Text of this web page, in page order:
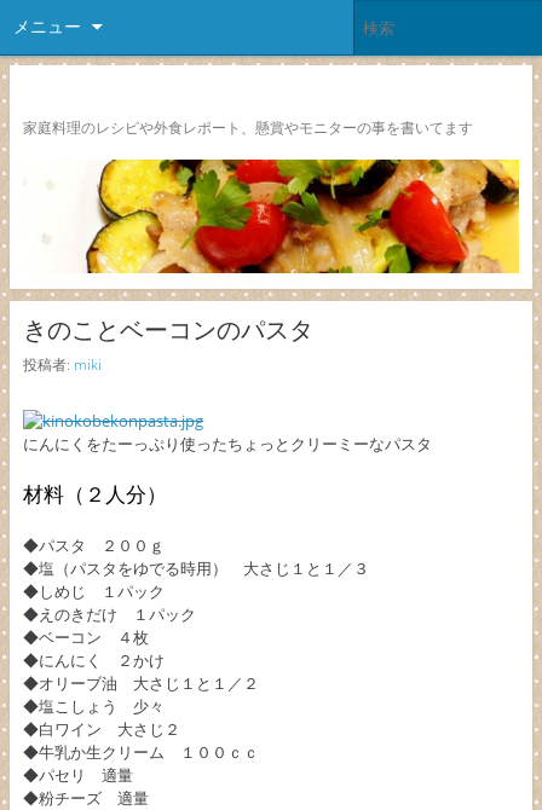
メニュー
家庭料理のレシピや外食レポート、懸賞やモニターの事を書いてます
きのことベーコンのパスタ
投稿者: miki
にんにくをたーっぷり使ったちょっとクリーミーなパスタ
材料（２人分）
◆パスタ ２００ｇ
◆塩（パスタをゆでる時用） 大さじ１と１／３
◆しめじ １パック
◆えのきだけ １パック
◆ベーコン ４枚
◆にんにく ２かけ
◆オリーブ油 大さじ１と１／２
◆塩こしょう 少々
◆白ワイン 大さじ２
◆牛乳か生クリーム １００ｃｃ
◆パセリ 適量
◆粉チーズ 適量